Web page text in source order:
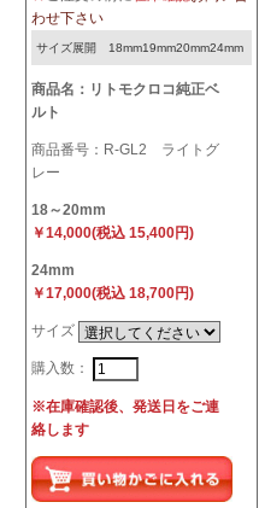
わせ下さい
サイズ展開 18mm19mm20mm24mm
商品名：リトモクロコ純正ベ
ルト
商品番号：R-GL2 ライトグ
レー
18～20mm
￥14,000(税込 15,400円)
24mm
￥17,000(税込 18,700円)
サイズ
購入数：
※在庫確認後、発送日をご連
絡します